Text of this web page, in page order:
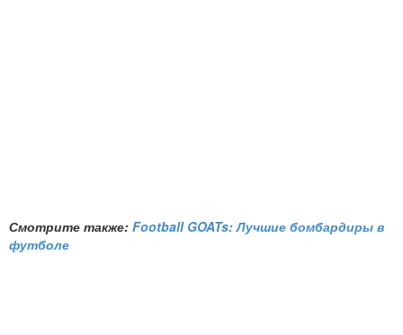
Смотрите также: Football GOATs: Лучшие бомбардиры в
футболе